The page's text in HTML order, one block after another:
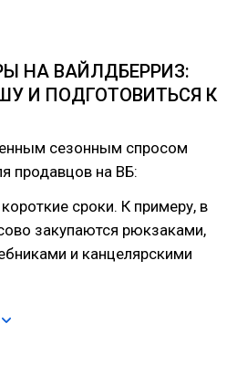
НА ВАЙЛДБЕРРИЗ:
И ПОДГОТОВИТЬСЯ К
сезонным спросом
продавцов на ВБ:
сроки. К примеру, в
закупаются рюкзаками,
и канцелярскими